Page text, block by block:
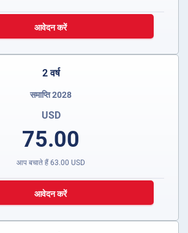
आवेदन करें
2 वर्ष
समाप्ति 2028
USD
75.00
आप बचाते हैं 63.00 USD
आवेदन करें